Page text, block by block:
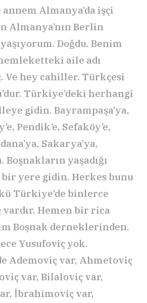
annem Almanya’da işçi
Almanya’nın Berlin
Doğdu. Benim
aile adı
Ve hey cahiller. Türkçesi
Türkiye’deki herhangi
gidin. Bayrampaşa’ya,
Pendik’e, Sefaköy’e,
Sakarya’ya,
Boşnakların yaşadığı
yere gidin. Herkes bunu
Türkiye’de binlerce
vardır. Hemen bir rica
Boşnak derneklerinden.
Yusufoviç yok.
Ademoviç var, Ahmetoviç
var, Bilaloviç var,
İbrahimoviç var,